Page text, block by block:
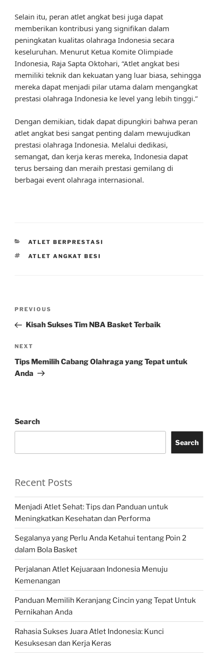
Selain itu, peran atlet angkat besi juga dapat
memberikan kontribusi yang signifikan dalam
peningkatan kualitas olahraga Indonesia secara
keseluruhan. Menurut Ketua Komite Olimpiade
Indonesia, Raja Sapta Oktohari, “Atlet angkat besi
memiliki teknik dan kekuatan yang luar biasa, sehingga
mereka dapat menjadi pilar utama dalam mengangkat
prestasi olahraga Indonesia ke level yang lebih tinggi.”
Dengan demikian, tidak dapat dipungkiri bahwa peran
atlet angkat besi sangat penting dalam mewujudkan
prestasi olahraga Indonesia. Melalui dedikasi,
semangat, dan kerja keras mereka, Indonesia dapat
terus bersaing dan meraih prestasi gemilang di
berbagai event olahraga internasional.
CATEGORIES
ATLET BERPRESTASI
TAGS
ATLET ANGKAT BESI
Previous
Post
PREVIOUS
Kisah Sukses Tim NBA Basket Terbaik
Next
Post
NEXT
Tips Memilih Cabang Olahraga yang Tepat untuk
Anda
Search
Search
Recent Posts
Menjadi Atlet Sehat: Tips dan Panduan untuk
Meningkatkan Kesehatan dan Performa
Segalanya yang Perlu Anda Ketahui tentang Poin 2
dalam Bola Basket
Perjalanan Atlet Kejuaraan Indonesia Menuju
Kemenangan
Panduan Memilih Keranjang Cincin yang Tepat Untuk
Pernikahan Anda
Rahasia Sukses Juara Atlet Indonesia: Kunci
Kesuksesan dan Kerja Keras